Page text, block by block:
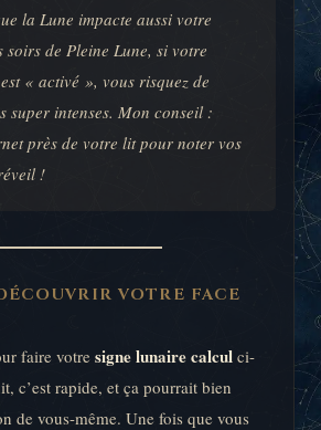
la Lune impacte aussi votre
soirs de Pleine Lune, si votre
« activé », vous risquez de
super intenses. Mon conseil :
près de votre lit pour noter vos
!
VOTRE FACE
faire votre signe lunaire calcul ci-
c’est rapide, et ça pourrait bien
de vous-même. Une fois que vous